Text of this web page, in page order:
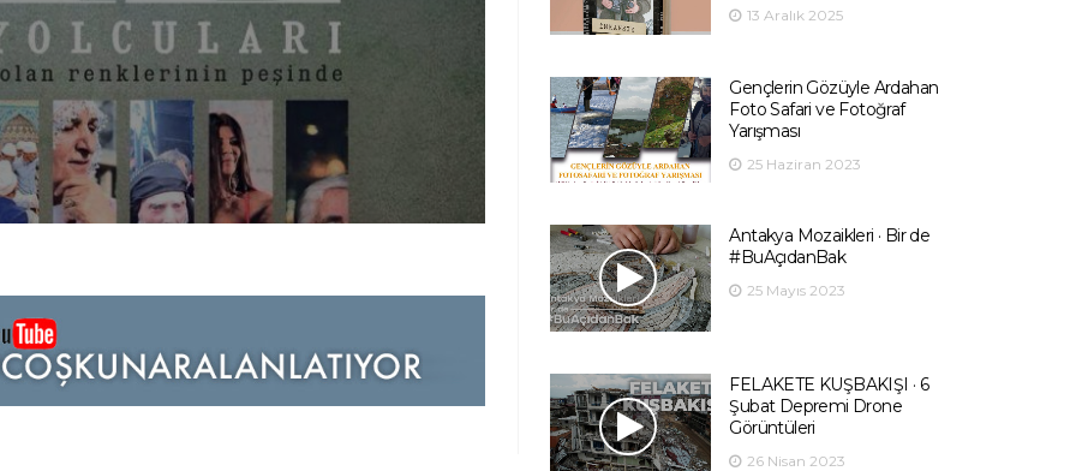
13 Aralık 2025
Gençlerin Gözüyle Ardahan
Foto Safari ve Fotoğraf
Yarışması
25 Haziran 2023
Antakya Mozaikleri · Bir de
#BuAçıdanBak
25 Mayıs 2023
FELAKETE KUŞBAKIŞI · 6
Şubat Depremi Drone
Görüntüleri
26 Nisan 2023